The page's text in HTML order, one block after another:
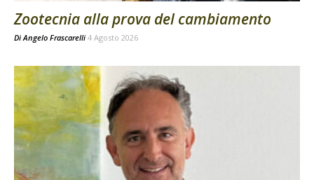
Zootecnia alla prova del cambiamento
DiAngelo Frascarelli 4 Agosto 2026